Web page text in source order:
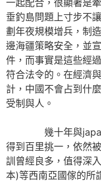
一起配合，很顯著是
垂釣島問題上寸步不
劃年夜規模增兵，制
邊海疆策略安全，並
件，而事實是這些經
符合法令的。在經濟
計，中國不會占到什
受制與人。
幾十年與japan(
得到百里挑一，依然
訓曾經良多，值得深
本)等西南亞國傢的所